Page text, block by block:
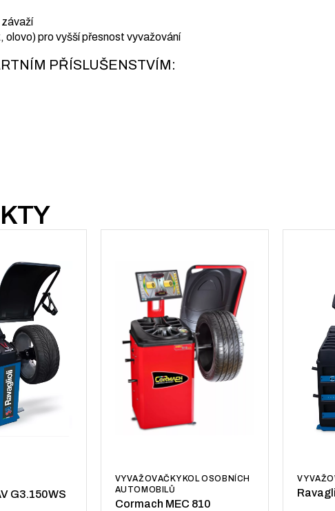
pro vyšší přesnost vyvažování
PŘÍSLUŠENSTVÍM:
G3.150WS
VYVAŽOVAČKY KOL OSOBNÍCH
AUTOMOBILŮ
Cormach MEC 810